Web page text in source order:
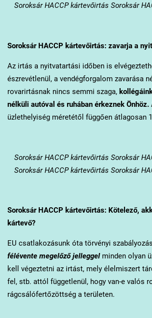
Soroksár HACCP kártevőirtás Soroksár
Soroksár HACCP kártevőirtás: zavarja a
Az irtás a nyitvatartási időben is
észrevétlenül, a vendégforgalom zavarása
rovarirtásnak nincs semmi szaga,
nélküli autóval és ruhában érkeznek Önhöz.
üzlethelyiség méretétől függően átlagosan
SoroksárHACCP kártevőirtás Soroksár
Soroksár HACCP kártevőirtás Soroksár
SoroksárHACCP kártevőirtás: Kötelező,
kártevő?
EU csatlakozásunk óta törvényi
félévente megelőző jelleggelminden olyan
kell végeztetni az irtást, mely élelmiszert
fel, stb. attól függetlenül, hogy van-e valós
rágcsálófertőzöttség a területen.